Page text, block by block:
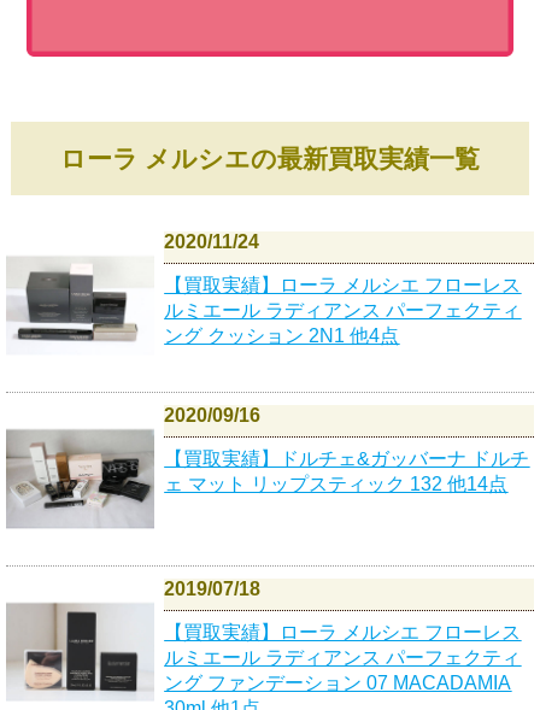
ローラ メルシエの最新買取実績一覧
2020/11/24
【買取実績】ローラ メルシエ フローレス
ルミエール ラディアンス パーフェクティ
ング クッション 2N1 他4点
2020/09/16
【買取実績】ドルチェ&ガッバーナ ドルチ
ェ マット リップスティック 132 他14点
2019/07/18
【買取実績】ローラ メルシエ フローレス
ルミエール ラディアンス パーフェクティ
ング ファンデーション 07 MACADAMIA